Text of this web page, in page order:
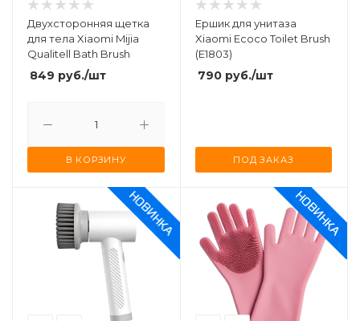
Двухсторонняя щетка
для тела Xiaomi Mijia
Qualitell Bath Brush
849 руб./шт
В КОРЗИНУ
Ершик для унитаза
Xiaomi Ecoco Toilet Brush
(E1803)
790руб./шт
ПОД ЗАКАЗ